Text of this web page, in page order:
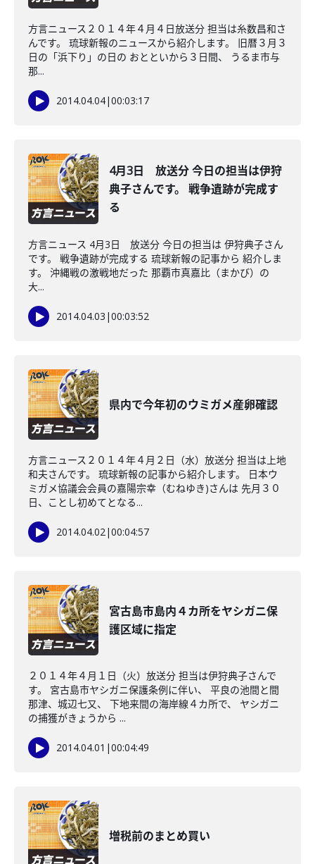
方言ニュース２０１４年４月４日放送分 担当は糸数昌和さ
んです。 琉球新報のニュースから紹介します。 旧暦３月３
日の「浜下り」の日の おとといから３日間、 うるま市与
那...
2014.04.04|00:03:17
4月3日 放送分 今日の担当は伊狩
典子さんです。 戦争遺跡が完成す
る
方言ニュース 4月3日 放送分 今日の担当は 伊狩典子さん
です。 戦争遺跡が完成する 琉球新報の記事から 紹介しま
す。 沖縄戦の激戦地だった 那覇市真嘉比（まかび）の
大...
2014.04.03 |00:03:52
県内で今年初のウミガメ産卵確認
方言ニュース２０１４年４月２日（水）放送分 担当は上地
和夫さんです。 琉球新報の記事から紹介します。 日本ウ
ミガメ協議会会員の嘉陽宗幸（むねゆき)さんは 先月３０
日、ことし初めてとなる...
2014.04.02|00:04:57
宮古島市島内４カ所をヤシガニ保
護区域に指定
２０１４年４月１日（火）放送分 担当は伊狩典子さんで
す。 宮古島市ヤシガニ保護条例に伴い、 平良の池間と間
那津、城辺七又、 下地来間の海岸線４カ所で、 ヤシガニ
の捕獲がきょうから ...
2014.04.01 |00:04:49
増税前のまとめ買い